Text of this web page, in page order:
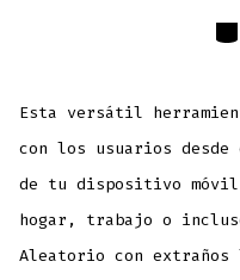
Esta versátil
con los usuarios
de tu dispositivo móvil
hogar, trabajo o
Aleatorio con extraños